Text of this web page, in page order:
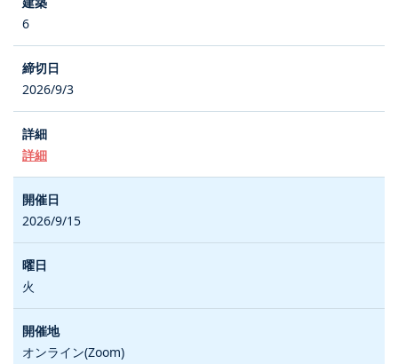
6
2026/9/3
詳細
2026/9/15
火
オンライン(Zoom)